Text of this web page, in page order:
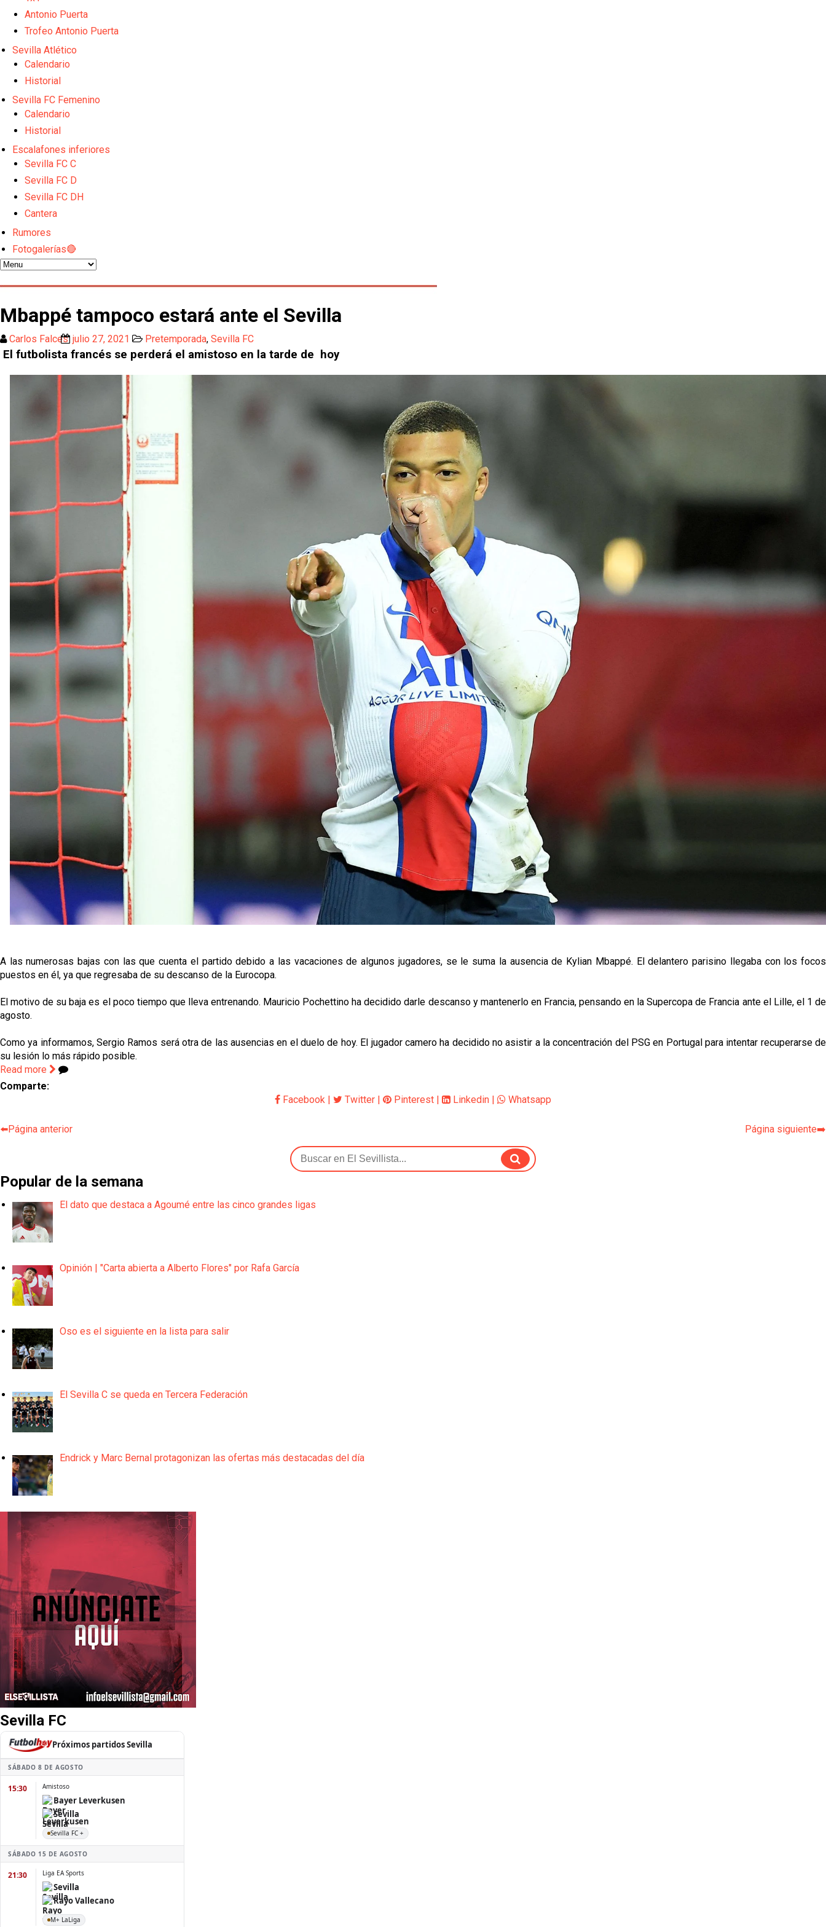
El Sevilla FC empieza a inscribir a los nuevos fichajes
Opinión | "Carta abierta a Alberto Flores" por Rafa García
Miguel Sierra: La temporada pasada se vio reflejado que podemos tirar para delante y trabajamos con ilusión
Antonio Puerta
Trofeo Antonio Puerta
Sevilla Atlético
Calendario
Historial
Sevilla FC Femenino
Calendario
Historial
Escalafones inferiores
Sevilla FC C
Sevilla FC D
Sevilla FC DH
Cantera
Rumores
Fotogalerías🔴
Mbappé tampoco estará ante el Sevilla
Carlos Falces julio 27, 2021 Pretemporada, Sevilla FC
El futbolista francés se perderá el amistoso en la tarde de hoy
A las numerosas bajas con las que cuenta el partido debido a las vacaciones de algunos jugadores, se le suma la ausencia de Kylian Mbappé. El delantero parisino llegaba con los focos
puestos en él, ya que regresaba de su descanso de la Eurocopa.
El motivo de su baja es el poco tiempo que lleva entrenando. Mauricio Pochettino ha decidido darle descanso y mantenerlo en Francia, pensando en la Supercopa de Francia ante el Lille, el 1 de
agosto.
Como ya informamos, Sergio Ramos será otra de las ausencias en el duelo de hoy. El jugador camero ha decidido no asistir a la concentración del PSG en Portugal para intentar recuperarse de
su lesión lo más rápido posible.
Read more
Comparte:
Facebook | Twitter | Pinterest | Linkedin | Whatsapp
⬅️Página anterior Página siguiente➡️
Popular de la semana
El dato que destaca a Agoumé entre las cinco grandes ligas
Opinión | "Carta abierta a Alberto Flores" por Rafa García
Oso es el siguiente en la lista para salir
El Sevilla C se queda en Tercera Federación
Endrick y Marc Bernal protagonizan las ofertas más destacadas del día
Sevilla FC